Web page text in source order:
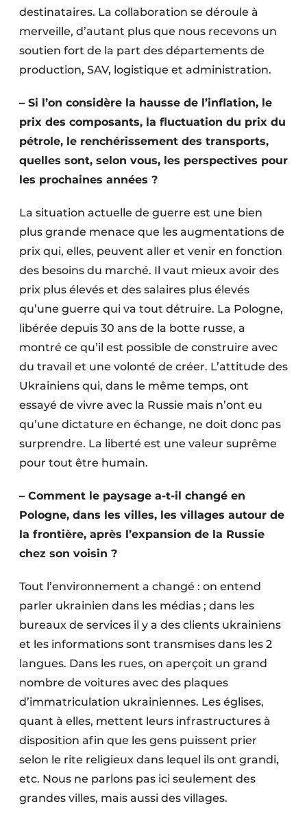
destinataires. La collaboration se déroule à
merveille, d’autant plus que nous recevons un
soutien fort de la part des départements de
production, SAV, logistique et administration.
– Si l’on considère la hausse de l’inflation, le
prix des composants, la fluctuation du prix du
pétrole, le renchérissement des transports,
quelles sont, selon vous, les perspectives pour
les prochaines années ?
La situation actuelle de guerre est une bien
plus grande menace que les augmentations de
prix qui, elles, peuvent aller et venir en fonction
des besoins du marché. Il vaut mieux avoir des
prix plus élevés et des salaires plus élevés
qu’une guerre qui va tout détruire. La Pologne,
libérée depuis 30 ans de la botte russe, a
montré ce qu’il est possible de construire avec
du travail et une volonté de créer. L’attitude des
Ukrainiens qui, dans le même temps, ont
essayé de vivre avec la Russie mais n’ont eu
qu’une dictature en échange, ne doit donc pas
surprendre. La liberté est une valeur suprême
pour tout être humain.
– Comment le paysage a-t-il changé en
Pologne, dans les villes, les villages autour de
la frontière, après l’expansion de la Russie
chez son voisin ?
Tout l’environnement a changé : on entend
parler ukrainien dans les médias ; dans les
bureaux de services il y a des clients ukrainiens
et les informations sont transmises dans les 2
langues. Dans les rues, on aperçoit un grand
nombre de voitures avec des plaques
d’immatriculation ukrainiennes. Les églises,
quant à elles, mettent leurs infrastructures à
disposition afin que les gens puissent prier
selon le rite religieux dans lequel ils ont grandi,
etc. Nous ne parlons pas ici seulement des
grandes villes, mais aussi des villages.